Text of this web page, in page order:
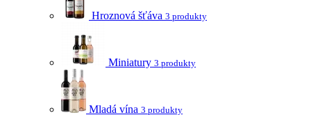
Hroznová šťáva 3 produkty
Miniatury 3 produkty
Mladá vína 3 produkty